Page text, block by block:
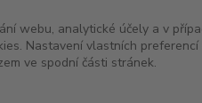
webu, analytické účely a v
Nastavení vlastních
ve spodní části stránek.